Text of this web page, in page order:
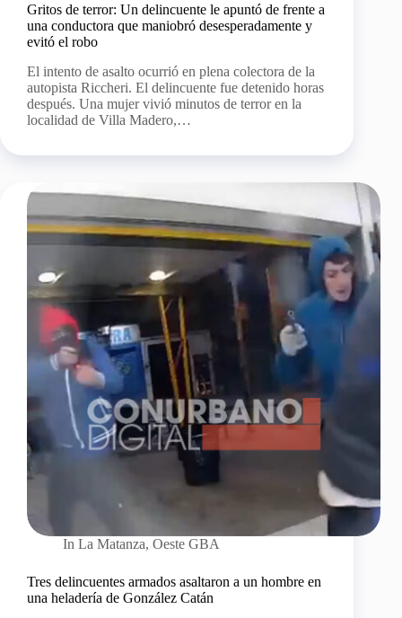
Gritos de terror: Un delincuente le apuntó de frente a
una conductora que maniobró desesperadamente y
evitó el robo
El intento de asalto ocurrió en plena colectora de la
autopista Riccheri. El delincuente fue detenido horas
después. Una mujer vivió minutos de terror en la
localidad de Villa Madero,…
In La Matanza,Oeste GBA
Tres delincuentes armados asaltaron a un hombre en
una heladería de González Catán